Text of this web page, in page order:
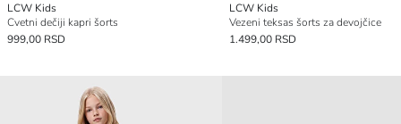
LCW Kids
Cvetni dečiji kapri šorts
999,00 RSD
LCW Kids
Vezeni teksas šorts za devojčice
1.499,00 RSD